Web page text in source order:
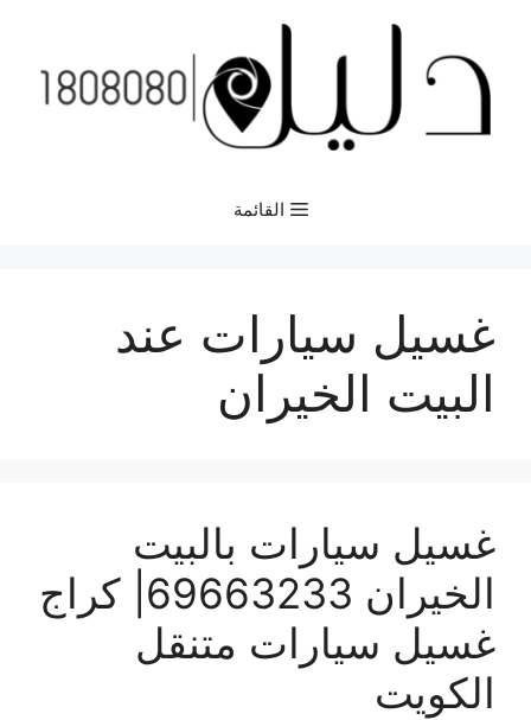
المحتوى
القائمة
غسيل سيارات عند
البيت الخيران
غسيل سيارات بالبيت
الخيران 69663233| كراج
غسيل سيارات متنقل
الكويت